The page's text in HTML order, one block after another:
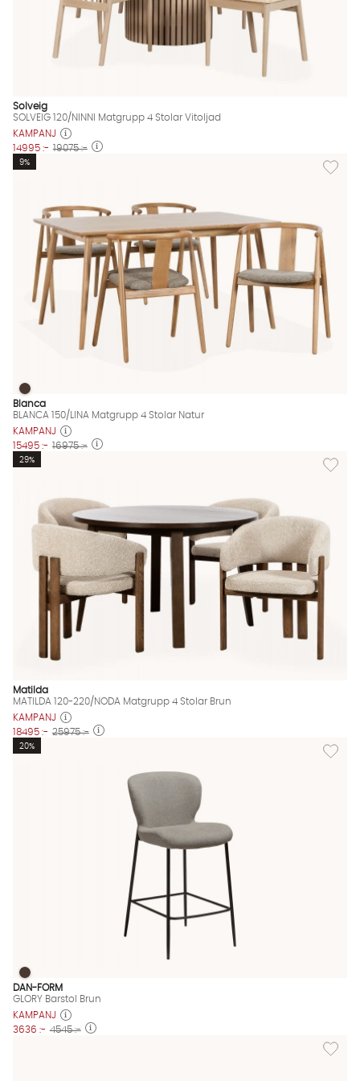
Solveig
SOLVEIG 120/NINNI Matgrupp 4 Stolar Vitoljad
KAMPANJ
14995 :- 19075 :-
Lägg
9%
BLANCA 150/LINA Matgrupp 4 Stolar Natur Finns även i dessa
BLANCA 150/LINA Matgrupp 4 Stolar Natur
Blanca
BLANCA 150/LINA Matgrupp 4 Stolar Natur
KAMPANJ
15495 :- 16975 :-
Lägg
29%
Matilda
MATILDA 120-220/NODA Matgrupp 4 Stolar Brun
KAMPANJ
18495 :- 25975 :-
Lägg
20%
GLORY Barstol Brun Finns även i dessa färger:
GLORY Barstol Brun
DAN-FORM
GLORY Barstol Brun
KAMPANJ
3636 :- 4545 :-
Lägg